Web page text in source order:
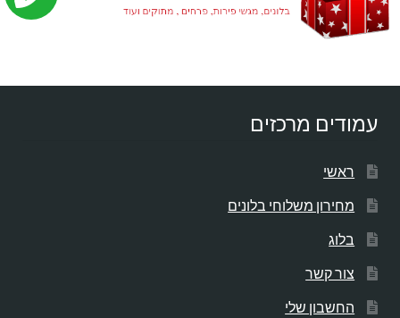
עמודים מרכזים
ראשי
מחירון משלוחי בלונים
בלוג
צור קשר
החשבון שלי